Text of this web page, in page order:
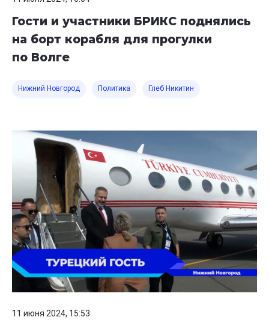
Гости и участники БРИКС поднялись
на борт корабля для прогулки
по Волге
Нижний Новгород Политика Глеб Никитин
11 июня 2024, 15:53